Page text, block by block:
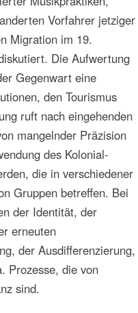
und
Musik
York,